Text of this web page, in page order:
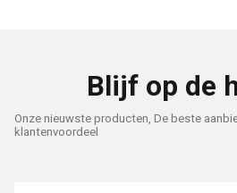
Blijf op de
Onze nieuwste producten, De beste
klantenvoordeel